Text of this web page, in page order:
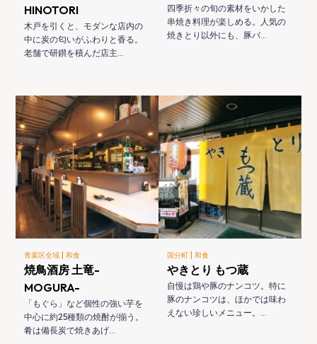
HINOTORI
木戸を引くと、モダンな店内の
中に炭の匂いがふわりと香る。
老舗で研鑚を積んだ店主…
四季折々の旬の素材をいかした
串焼き料理が楽しめる。人気の
焼きとり以外にも、豚バ…
青葉区全域 |和食
焼鳥酒房 土竜-
MOGURA-
「もぐら」など個性の強い芋を
中心に約25種類の焼酎が揃う。
肴は備長炭で焼きあげ…
国分町 | 和食
やきとり もつ蔵
自慢は鶏や豚のナンコツ。特に
豚のナンコツは、ほかでは味わ
えない珍しいメニュー。…